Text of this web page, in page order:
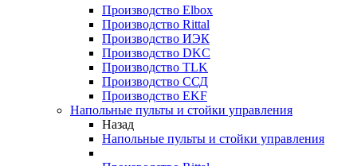
Производство Elbox
Производство Rittal
Производство ИЭК
Производство DKC
Производство TLK
Производство ССД
Производство EKF
Напольные пульты и стойки управления
Назад
Напольные пульты и стойки управления